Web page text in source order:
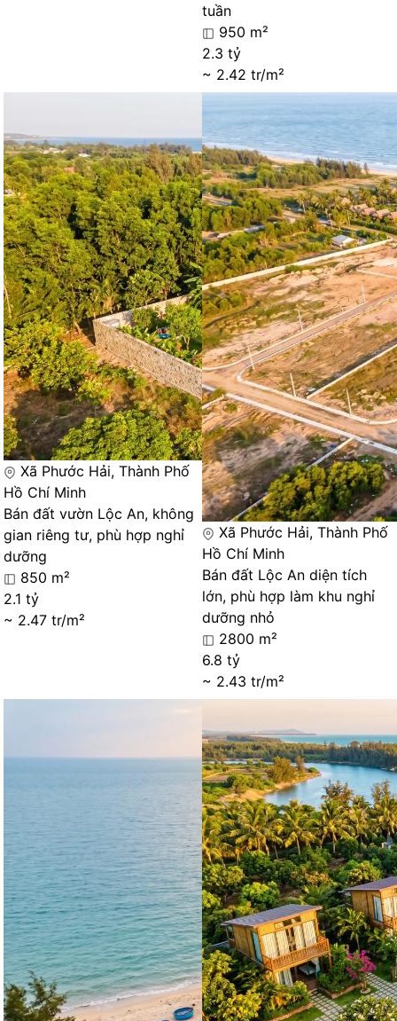
tuần
950 m²
2.3 tỷ
~ 2.42 tr/m²
Xã Phước Hải, Thành Phố
Hồ Chí Minh
Bán đất vườn Lộc An, không
gian riêng tư, phù hợp nghỉ
dưỡng
850 m²
2.1 tỷ
~ 2.47 tr/m²
Xã Phước Hải, Thành Phố
Hồ Chí Minh
Bán đất Lộc An diện tích
lớn, phù hợp làm khu nghỉ
dưỡng nhỏ
2800 m²
6.8 tỷ
~ 2.43 tr/m²